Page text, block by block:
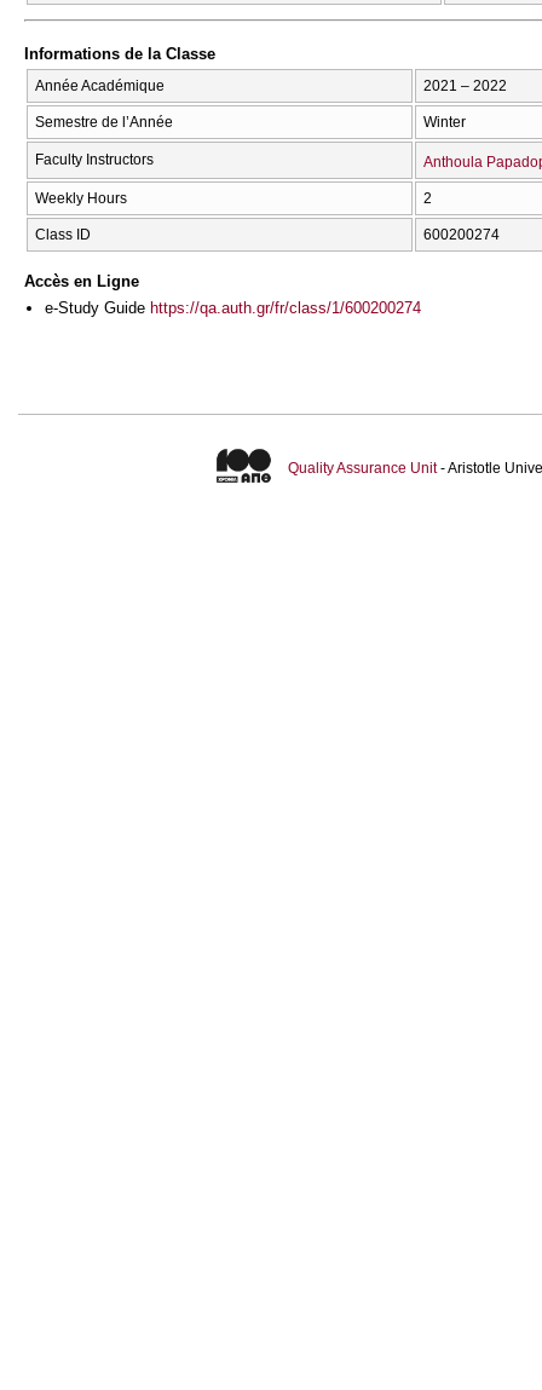
Informations de la Classe
Année Académique 2021 – 2022
Semestre de l’Année Winter
Faculty Instructors Anthoula
Weekly Hours 2
Class ID 600200274
Accès en Ligne
e-Study Guide https://qa.auth.gr/fr/class/1/600200274
Quality Assurance Unit- Aristotle